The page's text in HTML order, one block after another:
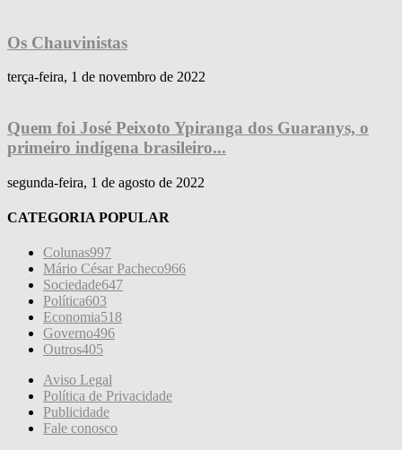
Os Chauvinistas
terça-feira, 1 de novembro de 2022
Quem foi José Peixoto Ypiranga dos Guaranys, o
primeiro indígena brasileiro...
segunda-feira, 1 de agosto de 2022
CATEGORIA POPULAR
Colunas997
Mário César Pacheco966
Sociedade647
Política603
Economia518
Governo496
Outros405
Aviso Legal
Política de Privacidade
Publicidade
Fale conosco